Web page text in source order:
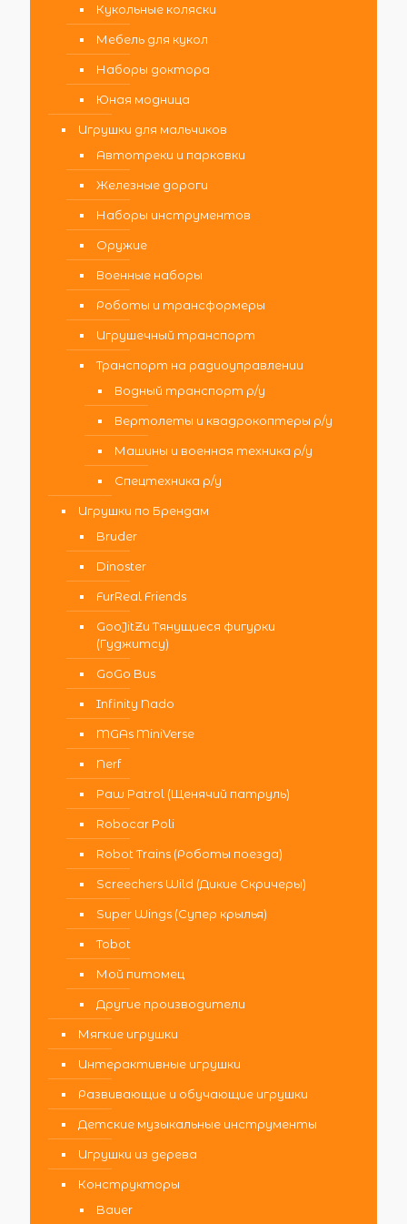
Кукольные коляски
Мебель для кукол
Наборы доктора
Юная модница
Игрушки для мальчиков
Автотреки и парковки
Железные дороги
Наборы инструментов
Оружие
Военные наборы
Роботы и трансформеры
Игрушечный транспорт
Транспорт на радиоуправлении
Водный транспорт р/у
Вертолеты и квадрокоптеры р/у
Машины и военная техника р/у
Спецтехника р/у
Игрушки по Брендам
Bruder
Dinoster
FurReal Friends
GooJitZu Тянущиеся фигурки
(Гуджитсу)
GoGo Bus
Infinity Nado
MGAs MiniVerse
Nerf
Paw Patrol (Щенячий патруль)
Robocar Poli
Robot Trains (Роботы поезда)
Screechers Wild (Дикие Скричеры)
Super Wings (Супер крылья)
Tobot
Мой питомец
Другие производители
Мягкие игрушки
Интерактивные игрушки
Развивающие и обучающие игрушки
Детские музыкальные инструменты
Игрушки из дерева
Конструкторы
Bauer